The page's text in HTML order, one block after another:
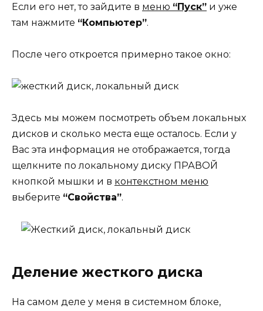
Если его нет, то зайдите в меню “Пуск” и уже
там нажмите “Компьютер”.
После чего откроется примерно такое окно:
Здесь мы можем посмотреть объем локальных
дисков и сколько места еще осталось. Если у
Вас эта информация не отображается, тогда
щелкните по локальному диску ПРАВОЙ
кнопкой мышки и в контекстном меню
выберите “Свойства”.
Деление жесткого диска
На самом деле у меня в системном блоке,